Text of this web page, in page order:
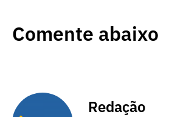
Comente abaixo
Redação